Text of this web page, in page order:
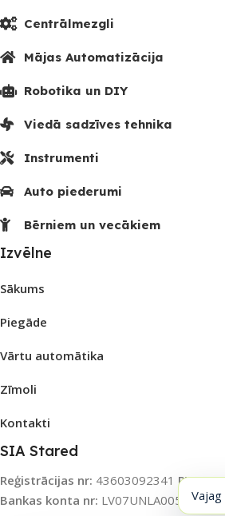
Centrālmezgli
Mājas Automatizācija
Robotika un DIY
Viedā sadzīves tehnika
Instrumenti
Auto piederumi
Bērniem un vecākiem
Izvēlne
Sākums
Piegāde
Vārtu automātika
Zīmoli
Kontakti
SIA Stared
Reģistrācijas nr: 43603092341 PVN nr:
Bankas konta nr: